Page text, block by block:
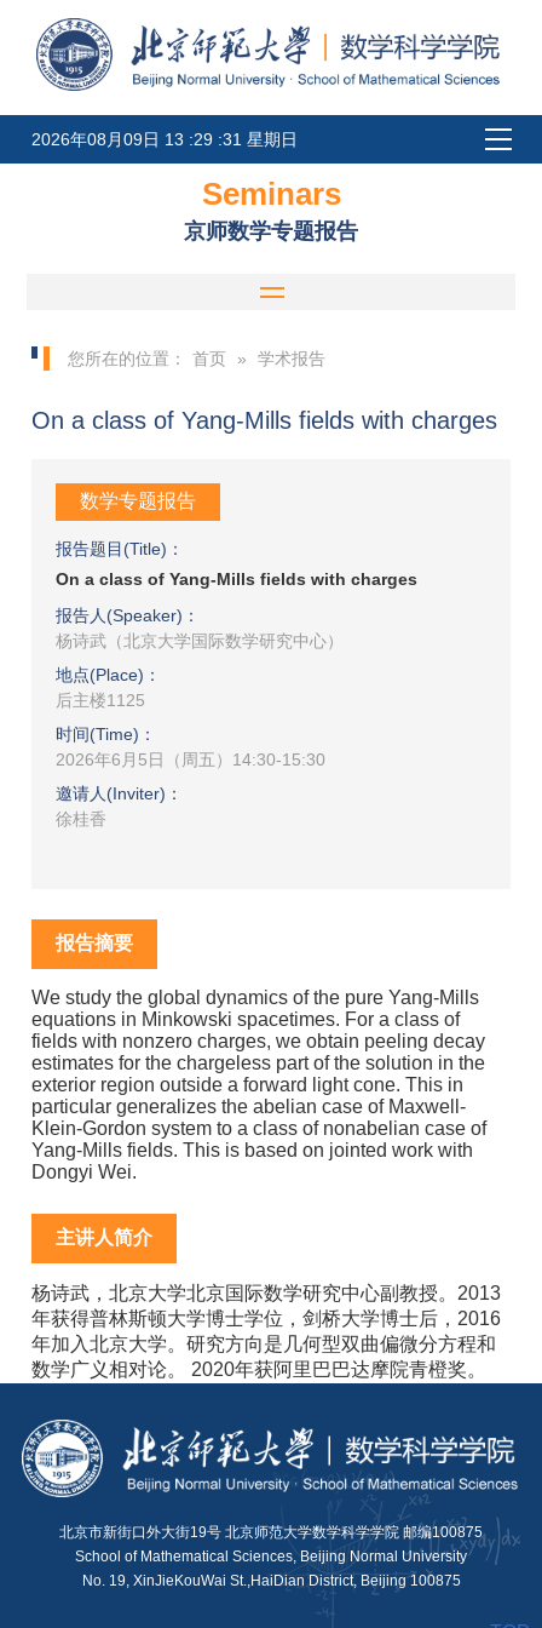
2026年08月09日 13 :29 :31 星期日
Seminars
京师数学专题报告
您所在的位置： 首页 » 学术报告
On a class of Yang-Mills fields with charges
数学专题报告
报告题目(Title)：
On a class of Yang-Mills fields with charges
报告人(Speaker)：
杨诗武（北京大学国际数学研究中心）
地点(Place)：
后主楼1125
时间(Time)：
2026年6月5日（周五）14:30-15:30
邀请人(Inviter)：
徐桂香
报告摘要
We study the global dynamics of the pure Yang-Mills
equations in Minkowski spacetimes. For a class of
fields with nonzero charges, we obtain peeling decay
estimates for the chargeless part of the solution in the
exterior region outside a forward light cone. This in
particular generalizes the abelian case of Maxwell-
Klein-Gordon system to a class of nonabelian case of
Yang-Mills fields. This is based on jointed work with
Dongyi Wei.
主讲人简介
杨诗武，北京大学北京国际数学研究中心副教授。2013
年获得普林斯顿大学博士学位，剑桥大学博士后，2016
年加入北京大学。研究方向是几何型双曲偏微分方程和
数学广义相对论。 2020年获阿里巴巴达摩院青橙奖。
北京市新街口外大街19号 北京师范大学数学科学学院 邮编100875
School of Mathematical Sciences, Beijing Normal University
No. 19, XinJieKouWai St.,HaiDian District, Beijing 100875